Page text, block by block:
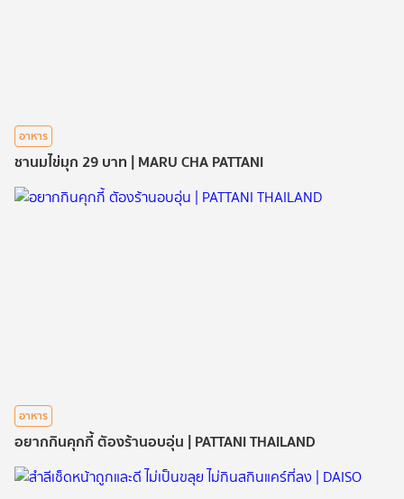
อาหาร
ชานมไข่มุก 29 บาท | MARU CHA PATTANI
อาหาร
อยากกินคุกกี้ ตัองร้านอบอุ่น | PATTANI THAILAND